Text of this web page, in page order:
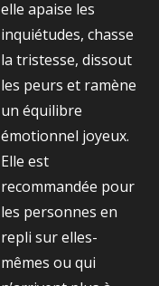
elle apaise les
inquiétudes, chasse
la tristesse, dissout
les peurs et ramène
un équilibre
émotionnel joyeux.
Elle est
recommandée pour
les personnes en
repli sur elles-
mêmes ou qui